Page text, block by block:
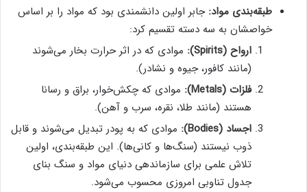
طبقه‌بندی مواد: جابر اولین دانشمندی بود که مواد را بر اساس
خواصشان به سه دسته تقسیم کرد:
ارواح (Spirits):
موادی که در اثر حرارت بخار می‌شوند
(مانند کافور، جیوه و نشادر).
فلزات (Metals):
موادی که چکش‌خوار، براق و رسانا
هستند (مانند طلا، نقره، سرب و آهن).
اجساد (Bodies):
موادی که به پودر تبدیل می‌شوند و قابل
ذوب نیستند (سنگ‌ها و کانی‌ها). این طبقه‌بندی، اولین
تلاش علمی برای سازماندهی دنیای مواد و سنگ بنای
جدول تناوبی امروزی محسوب می‌شود.